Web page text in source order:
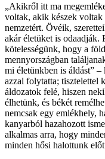
„Akikről itt ma
voltak, akik készek voltak
nemzetért. Övéik,
akár életüket is odaadják.
kötelességünk, hogy a
mennyországban
mi életünkben is áldást” –
azzal folytatta; tisztelettel
áldozatok felé, hiszen
élhetünk, és békét
nemcsak egy emlékhely,
kanyarból hazahozott
alkalmas arra, hogy
minden hősi halottunk